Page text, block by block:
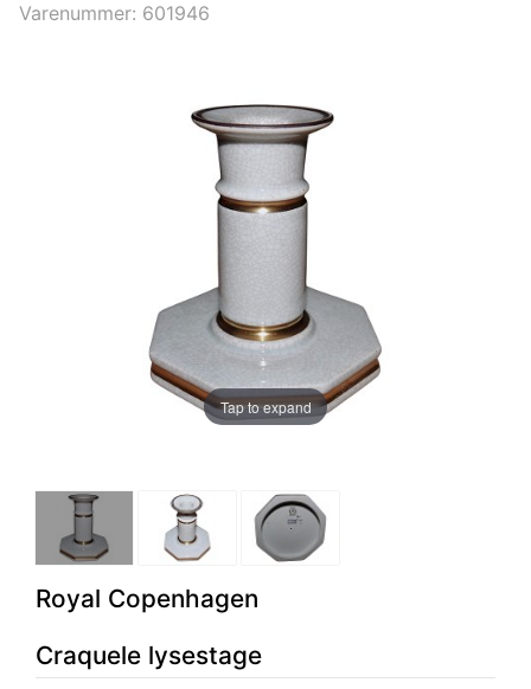
Varenummer: 601946
Tap to expand
Royal Copenhagen
Craquele lysestage